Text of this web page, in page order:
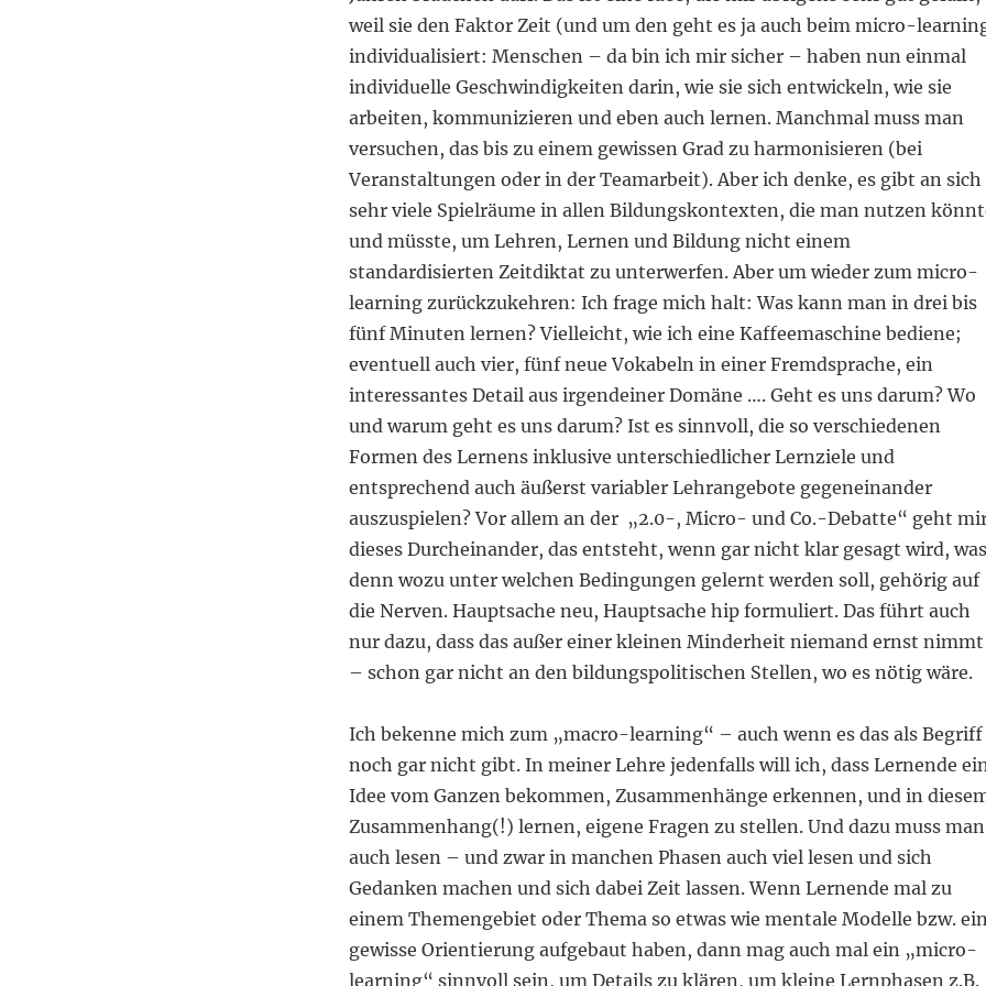
weil sie den Faktor Zeit (und um den geht es ja auch beim micro-
individualisiert: Menschen – da bin ich mir sicher – haben nun einmal
individuelle Geschwindigkeiten darin, wie sie sich entwickeln, wie sie
arbeiten, kommunizieren und eben auch lernen. Manchmal muss man
versuchen, das bis zu einem gewissen Grad zu harmonisieren (bei
Veranstaltungen oder in der Teamarbeit). Aber ich denke, es gibt an sich
sehr viele Spielräume in allen Bildungskontexten, die man nutzen
und müsste, um Lehren, Lernen und Bildung nicht einem
standardisierten Zeitdiktat zu unterwerfen. Aber um wieder zum micro-
learning zurückzukehren: Ich frage mich halt: Was kann man in drei bis
fünf Minuten lernen? Vielleicht, wie ich eine Kaffeemaschine bediene;
eventuell auch vier, fünf neue Vokabeln in einer Fremdsprache, ein
interessantes Detail aus irgendeiner Domäne …. Geht es uns darum? Wo
und warum geht es uns darum? Ist es sinnvoll, die so verschiedenen
Formen des Lernens inklusive unterschiedlicher Lernziele und
entsprechend auch äußerst variabler Lehrangebote gegeneinander
auszuspielen? Vor allem an der „2.0-, Micro- und Co.-Debatte“ geht
dieses Durcheinander, das entsteht, wenn gar nicht klar gesagt wird, was
denn wozu unter welchen Bedingungen gelernt werden soll, gehörig auf
die Nerven. Hauptsache neu, Hauptsache hip formuliert. Das führt auch
nur dazu, dass das außer einer kleinen Minderheit niemand ernst nimmt
– schon gar nicht an den bildungspolitischen Stellen, wo es nötig wäre.
Ich bekenne mich zum „macro-learning“ – auch wenn es das als Begriff
noch gar nicht gibt. In meiner Lehre jedenfalls will ich, dass Lernende
Idee vom Ganzen bekommen, Zusammenhänge erkennen, und in
Zusammenhang(!) lernen, eigene Fragen zu stellen. Und dazu muss man
auch lesen – und zwar in manchen Phasen auch viel lesen und sich
Gedanken machen und sich dabei Zeit lassen. Wenn Lernende mal zu
einem Themengebiet oder Thema so etwas wie mentale Modelle bzw.
gewisse Orientierung aufgebaut haben, dann mag auch mal ein „micro-
learning“ sinnvoll sein, um Details zu klären, um kleine Lernphasen z.B.